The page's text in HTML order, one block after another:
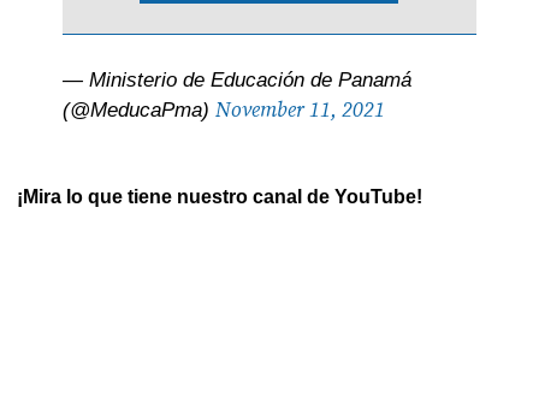
— Ministerio de Educación de Panamá
(@MeducaPma)November 11, 2021
¡Mira lo que tiene nuestro canal de YouTube!